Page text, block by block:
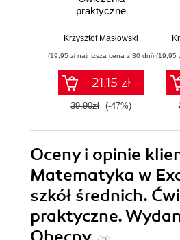
praktyczne
Krzysztof Masłowski
(19,95 zł najniższa cena z 30 dni)
21.15 zł
39.90zł (-47%)
(19,95
Oceny i opinie
Matematyka w
szkół średnich.
praktyczne.